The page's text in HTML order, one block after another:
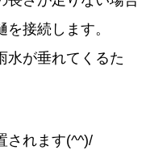
接続します。
水が垂れてくるた
されます(^^)/